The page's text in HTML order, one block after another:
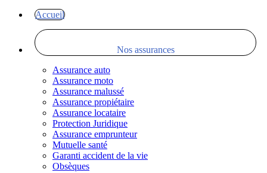
Accueil
Nos assurances
Assurance auto
Assurance moto
Assurance malussé
Assurance propiétaire
Assurance locataire
Protection Juridique
Assurance emprunteur
Mutuelle santé
Garanti accident de la vie
Obsèques